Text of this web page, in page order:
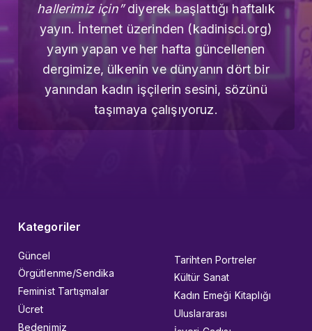
hallerimiz için”diyerek başlattığı haftalık
yayın. İnternet üzerinden (kadinisci.org)
yayın yapan ve her hafta güncellenen
dergimize, ülkenin ve dünyanın dört bir
yanından kadın işçilerin sesini, sözünü
taşımaya çalışıyoruz.
Kategoriler
Güncel
Örgütlenme/Sendika
Feminist Tartışmalar
Ücret
Bedenimiz
Tarihten Portreler
Kültür Sanat
Kadın Emeği Kitaplığı
Uluslararası